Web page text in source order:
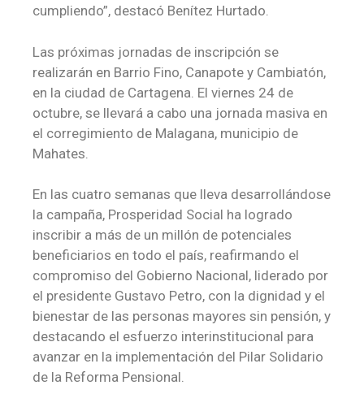
cumpliendo”, destacó Benítez Hurtado.
Las próximas jornadas de inscripción se
realizarán en Barrio Fino, Canapote y Cambiatón,
en la ciudad de Cartagena. El viernes 24 de
octubre, se llevará a cabo una jornada masiva en
el corregimiento de Malagana, municipio de
Mahates.
En las cuatro semanas que lleva desarrollándose
la campaña, Prosperidad Social ha logrado
inscribir a más de un millón de potenciales
beneficiarios en todo el país, reafirmando el
compromiso del Gobierno Nacional, liderado por
el presidente Gustavo Petro, con la dignidad y el
bienestar de las personas mayores sin pensión, y
destacando el esfuerzo interinstitucional para
avanzar en la implementación del Pilar Solidario
de la Reforma Pensional.